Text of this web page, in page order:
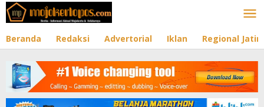
Lewati
ke
Beranda Redaksi Advertorial Iklan Regional Jatim